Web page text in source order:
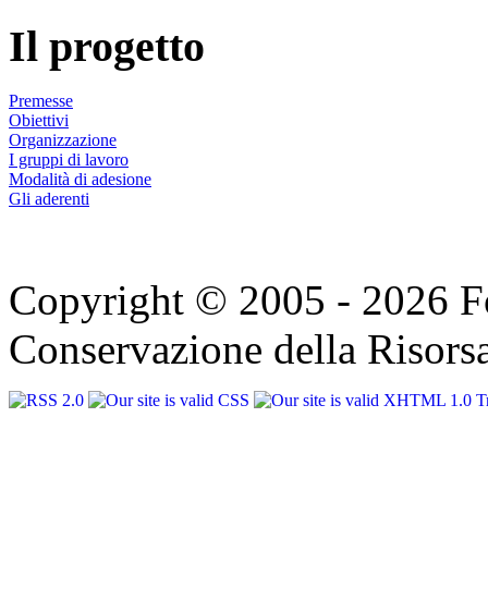
Il progetto
Premesse
Obiettivi
Organizzazione
I gruppi di lavoro
Modalità di adesione
Gli aderenti
Copyright © 2005 - 2026
Conservazione della